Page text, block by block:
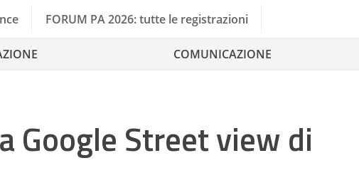
FORUM PA 2026: tutte le registrazioni
COMUNICAZIONE
Google Street view di